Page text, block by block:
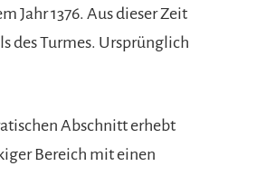
Jahr 1376. Aus dieser Zeit
des Turmes. Ursprünglich
Abschnitt erhebt
Bereich mit einen